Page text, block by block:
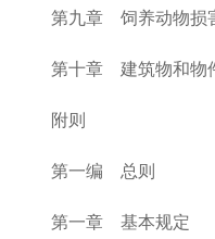
第九章 饲养动物损
第十章 建筑物和物
附则
第一编 总则
第一章 基本规定